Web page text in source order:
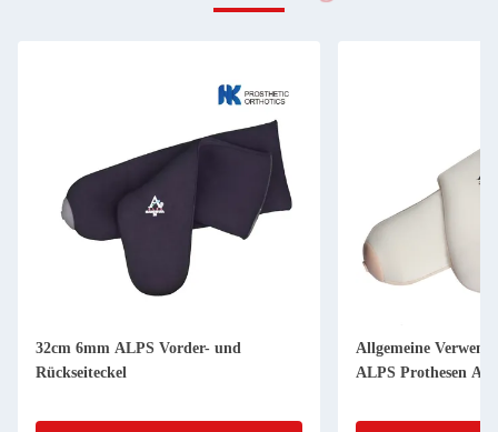
32cm 6mm ALPS Vorder- und
Rückseiteckel
Allgemeine
ALPS Prothesen